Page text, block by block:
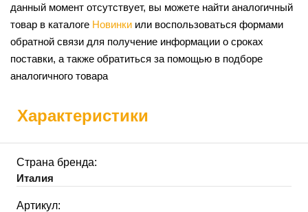
данный момент отсутствует, вы можете найти аналогичный
товар в каталоге Новинки или воспользоваться формами
обратной связи для получение информации о сроках
поставки, а также обратиться за помощью в подборе
аналогичного товара
Характеристики
Страна бренда:
Италия
Артикул: